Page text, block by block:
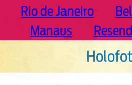
Rio de Janeiro
Manaus